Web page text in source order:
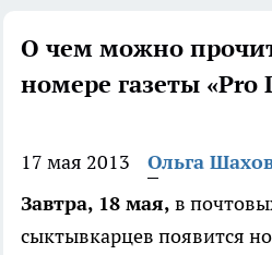
О чем можно
номере газеты «Pro
17 мая 2013
Ольга
Завтра, 18 мая, в
сыктывкарцев появится